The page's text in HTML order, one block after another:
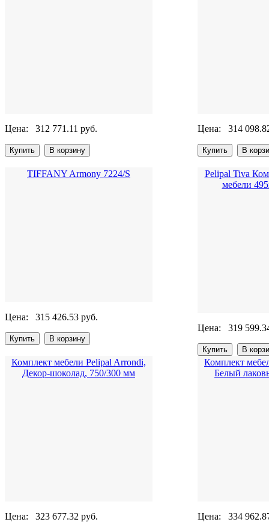
Цена: 312 771.11 руб. Цена: 314
TIFFANY Armony 7224/S
Цена: 315 426.53 руб.
Pelipal Tiva
мебели
Цена: 319
Комплект мебели Pelipal Arrondi,
Декор-шоколад, 750/300 мм
Цена: 323 677.32 руб.
Комплект
Белый
Цена: 334